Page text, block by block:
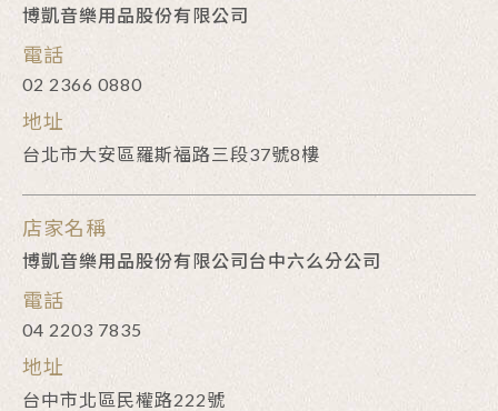
博凱音樂用品股份有限公司
電話
02 2366 0880
地址
台北市大安區羅斯福路三段37號8樓
店家名稱
博凱音樂用品股份有限公司台中六么分公司
電話
04 2203 7835
地址
台中市北區民權路222號